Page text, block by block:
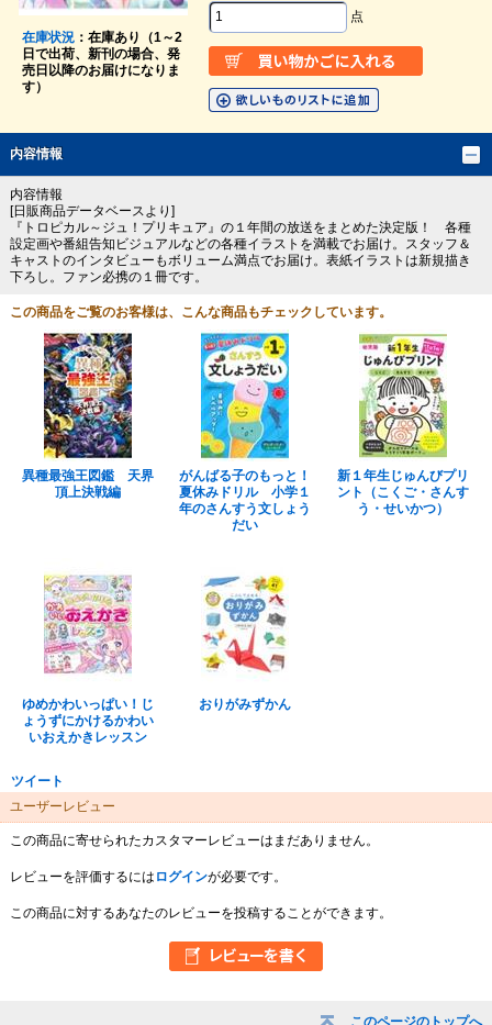
このページのトップへ
在庫状況：在庫あり（1～2
日で出荷、新刊の場合、発
売日以降のお届けになりま
す）
点
内容情報
内容情報
[日販商品データベースより]
『トロピカル～ジュ！プリキュア』の１年間の放送をまとめた決定版！ 各種
設定画や番組告知ビジュアルなどの各種イラストを満載でお届け。スタッフ＆
キャストのインタビューもボリューム満点でお届け。表紙イラストは新規描き
下ろし。ファン必携の１冊です。
この商品をご覧のお客様は、こんな商品もチェックしています。
異種最強王図鑑 天界
頂上決戦編
がんばる子のもっと！
夏休みドリル 小学１
年のさんすう文しょう
だい
新１年生じゅんびプリ
ント（こくご・さんす
う・せいかつ）
ゆめかわいっぱい！じ
ょうずにかけるかわい
いおえかきレッスン
おりがみずかん
ツイート
ユーザーレビュー
この商品に寄せられたカスタマーレビューはまだありません。
レビューを評価するには ログインが必要です。
この商品に対するあなたのレビューを投稿することができます。